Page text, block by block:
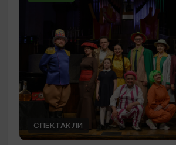
СПЕКТАКЛИ